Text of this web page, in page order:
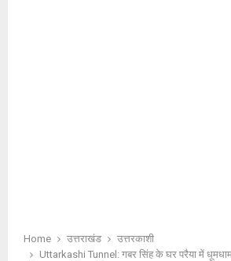
Home उत्तराखंड
उत्तरकाशी
Uttarkashi Tunnel: गबर सिंह के घर परैया में धूमधाम